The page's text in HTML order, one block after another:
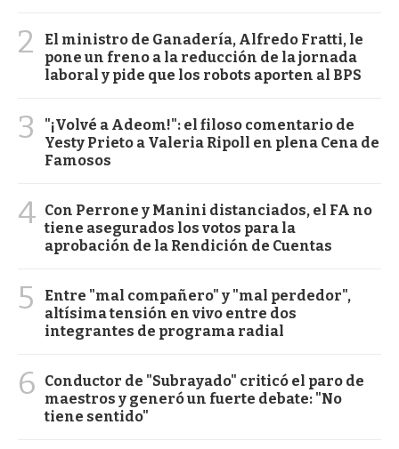
2
El ministro de Ganadería, Alfredo Fratti, le
pone un freno a la reducción de la jornada
laboral y pide que los robots aporten al BPS
3
"¡Volvé a Adeom!": el filoso comentario de
Yesty Prieto a Valeria Ripoll en plena Cena de
Famosos
4 Con Perrone y Manini distanciados, el FA no
tiene asegurados los votos para la
aprobación de la Rendición de Cuentas
5
Entre "mal compañero" y "mal perdedor",
altísima tensión en vivo entre dos
integrantes de programa radial
6
Conductor de "Subrayado" criticó el paro de
maestros y generó un fuerte debate: "No
tiene sentido"